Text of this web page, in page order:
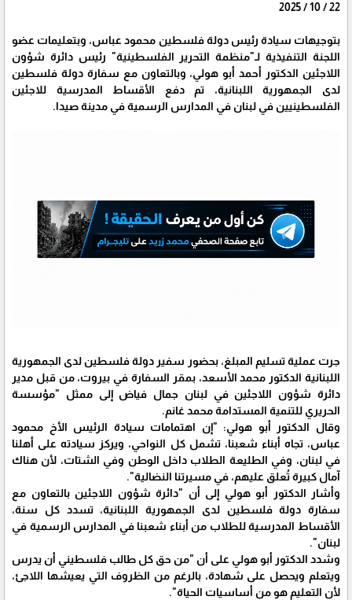
22 / 10 / 2025
بتوجيهات سيادة رئيس دولة فلسطين محمود عباس، وبتعليمات عضو
اللجنة التنفيذية لـ"منظمة التحرير الفلسطينية" رئيس دائرة شؤون
اللاجئين الدكتور أحمد أبو هولي، وبالتعاون مع سفارة دولة فلسطين
لدى الجمهورية اللبنانية، تم دفع الأقساط المدرسية للاجئين
الفلسطينيين في لبنان في المدارس الرسمية في مدينة صيدا.
جرت عملية تسليم المبلغ، بحضور سفير دولة فلسطين لدى الجمهورية
اللبنانية الدكتور محمد الأسعد، بمقر السفارة في بيروت، من قبل مدير
دائرة شؤون اللاجئين في لبنان جمال فياض إلى ممثل "مؤسسة
الحريري للتنمية المستدامة محمد غانم.
وقال الدكتور أبو هولي: "إن اهتمامات سيادة الرئيس الأخ محمود
عباس، تجاه أبناء شعبنا، تشمل كل النواحي، ويركز سيادته على أهلنا
في لبنان، وفي الطليعة الطلاب داخل الوطن وفي الشتات، لأن هناك
آمال كبيرة تُعلق عليهم، في مسيرتنا النضالية".
وأشار الدكتور أبو هولي إلى أن "دائرة شؤون اللاجئين بالتعاون مع
سفارة دولة فلسطين لدى الجمهورية اللبنانية، تسدد كل سنة،
الأقساط المدرسية للطلاب من أبناء شعبنا في المدارس الرسمية في
لبنان".
وشدد الدكتور أبو هولي على أن "من حق كل طالب فلسطيني أن يدرس
ويتعلم ويحصل على شهادة، بالرغم من الظروف التي يعيشها اللاجئ،
لأن التعليم هو من أساسيات الحياة".